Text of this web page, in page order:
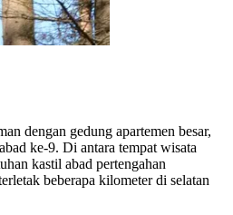
dengan gedung apartemen besar,
ke-9. Di antara tempat wisata
kastil abad pertengahan
beberapa kilometer di selatan